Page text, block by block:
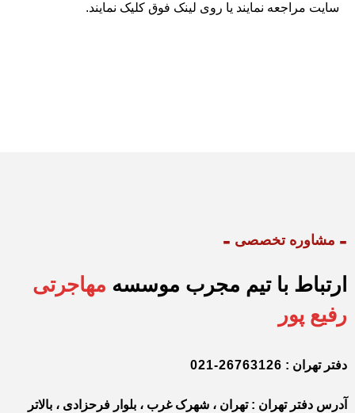
یا روی لینک فوق کلیک نمایند.
-
تیم مجرب موسسهمهاجرتی
021-
: تهران ، شهرک غرب ، بلوار فرحزادی ، بالاتر